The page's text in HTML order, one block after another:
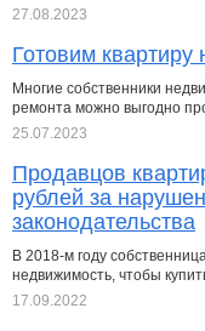
27.08.2023
Готовим
Многие собственники
ремонта можно выгодно
25.07.2023
Продавцов
рублей за
законодательства
В 2018-м году
недвижимость, чтобы
17.09.2022